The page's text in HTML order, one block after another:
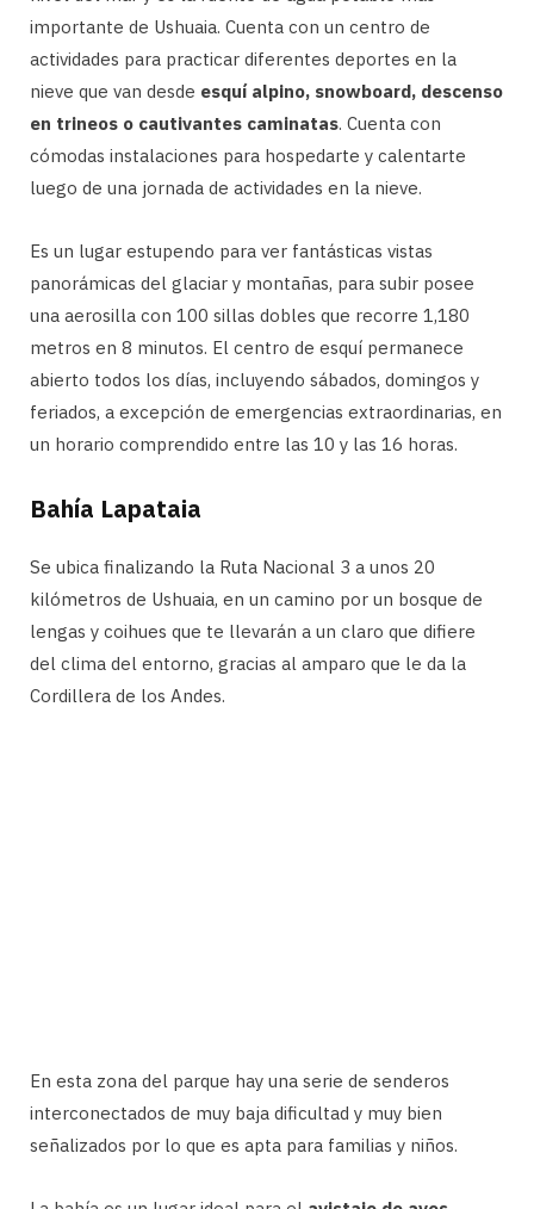
importante de Ushuaia. Cuenta con un centro de
actividades para practicar diferentes deportes en la
nieve que van desde esquí alpino, snowboard, descenso
en trineos o cautivantes caminatas. Cuenta con
cómodas instalaciones para hospedarte y calentarte
luego de una jornada de actividades en la nieve.
Es un lugar estupendo para ver fantásticas vistas
panorámicas del glaciar y montañas, para subir posee
una aerosilla con 100 sillas dobles que recorre 1,180
metros en 8 minutos. El centro de esquí permanece
abierto todos los días, incluyendo sábados, domingos y
feriados, a excepción de emergencias extraordinarias, en
un horario comprendido entre las 10 y las 16 horas.
Bahía Lapataia
Se ubica finalizando la Ruta Nacional 3 a unos 20
kilómetros de Ushuaia, en un camino por un bosque de
lengas y coihues que te llevarán a un claro que difiere
del clima del entorno, gracias al amparo que le da la
Cordillera de los Andes.
En esta zona del parque hay una serie de senderos
interconectados de muy baja dificultad y muy bien
señalizados por lo que es apta para familias y niños.